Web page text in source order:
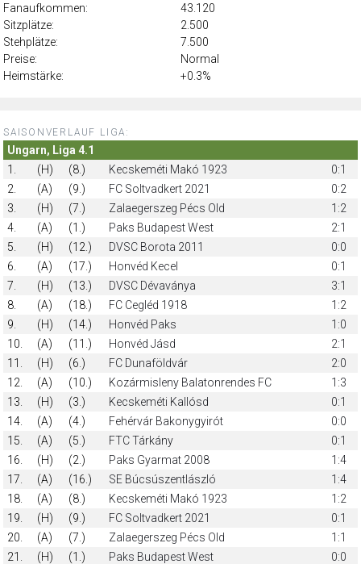
Fanaufkommen:
43.120
Sitzplätze:
2.500
Stehplätze:
7.500
Preise:
Normal
Heimstärke:
+0.3%
SAISONVERLAUF LIGA:
Ungarn, Liga 4.1
1.
(H) (8.) Kecskeméti Makó 1923
0:1
2.
(A) (9.) FC Soltvadkert 2021
0:2
3.
(H) (7.) Zalaegerszeg Pécs Old
1:2
4.
(A) (1.) Paks Budapest West
2:1
5.
(H) (12.) DVSC Borota 2011
0:0
6.
(A) (17.) Honvéd Kecel
0:1
7.
(H) (13.) DVSC Dévaványa
3:1
8.
(A) (18.) FC Cegléd 1918
1:2
9.
(H) (14.) Honvéd Paks
1:0
10.
(A) (11.) Honvéd Jásd
2:1
11.
(H) (6.) FC Dunaföldvár
2:0
12.
(A) (10.) Kozármisleny Balatonrendes FC
1:3
13.
(H) (3.) Kecskeméti Kallósd
0:1
14.
(A) (4.) Fehérvár Bakonygyirót
0:0
15.
(A) (5.) FTC Tárkány
0:1
16.
(H) (2.) Paks Gyarmat 2008
1:4
17.
(A) (16.) SE Búcsúszentlászló
1:4
18.
(A) (8.) Kecskeméti Makó 1923
1:2
19.
(H) (9.) FC Soltvadkert 2021
0:1
20.
(A) (7.) Zalaegerszeg Pécs Old
1:1
21.
(H) (1.) Paks Budapest West
0:0